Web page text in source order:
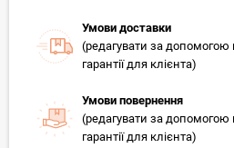
Умови доставки
(редагувати за
гарантії для клієнта)
Умови повернення
(редагувати за
гарантії для клієнта)